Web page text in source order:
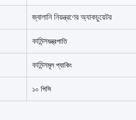
জ্বালানি নিয়ন্ত্রণের অ্যাকচুয়েটর
কামিন্সযন্ত্রপাতি
কামিন্সমূল প্যাকিং
১০ পিসি